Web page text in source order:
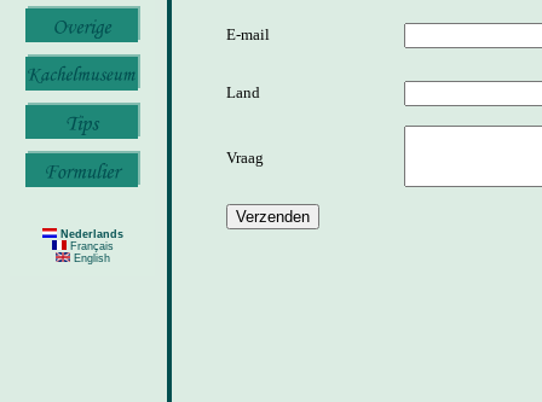
Nederlands
Français
English
E-mail
Land
Vraag